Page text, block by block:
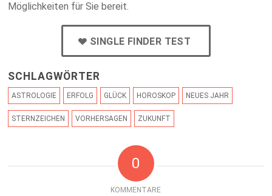
Möglichkeiten für Sie bereit.
SINGLE FINDER TEST
SCHLAGWÖRTER
ASTROLOGIE ERFOLG GLÜCK HOROSKOP NEUES JAHR
STERNZEICHEN VORHERSAGEN ZUKUNFT
0
KOMMENTARE